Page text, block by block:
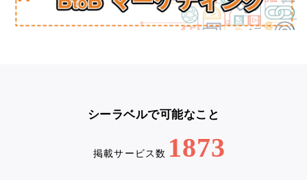
シーラベルで可能なこと
掲載サービス数 1873